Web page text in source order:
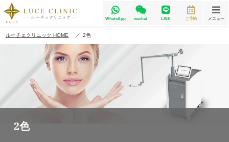
メニュー
ご予約
LINE
wechat
WhatsApp
ルーチェクリニック HOME 2色
2色